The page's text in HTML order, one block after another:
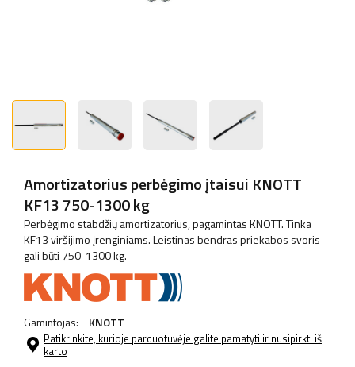
Amortizatorius perbėgimo įtaisui KNOTT
KF13 750-1300 kg
Perbėgimo stabdžių amortizatorius, pagamintas KNOTT. Tinka
KF13 viršijimo įrenginiams. Leistinas bendras priekabos svoris
gali būti 750-1300 kg.
Gamintojas: KNOTT
Patikrinkite, kurioje parduotuvėje galite pamatyti ir nusipirkti iš
karto